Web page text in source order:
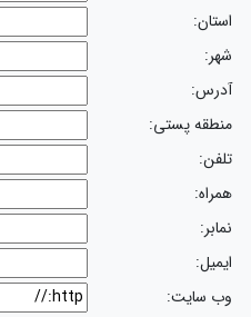
استان:
شهر:
آدرس:
منطقه پستی:
تلفن:
همراه:
نمابر:
ایمیل:
وب سایت: